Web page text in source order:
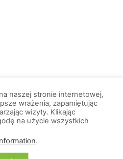
Wszelkie prawa zastrzeżone. |
naszej stronie internetowej,
wrażenia, zapamiętując
wizyty. Klikając
na użycie wszystkich
.